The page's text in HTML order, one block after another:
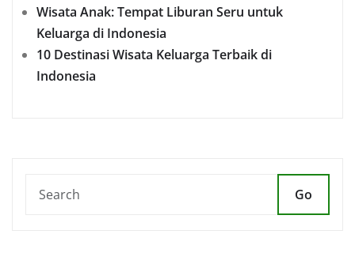
Wisata Anak: Tempat Liburan Seru untuk
Keluarga di Indonesia
10 Destinasi Wisata Keluarga Terbaik di
Indonesia
Go